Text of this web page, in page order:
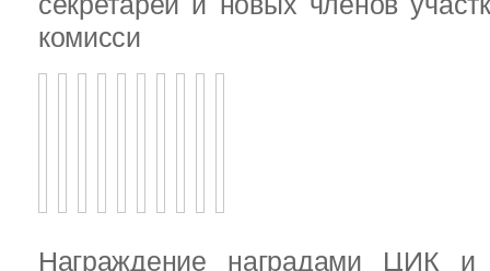
комисси
Награждение наградами ЦИК